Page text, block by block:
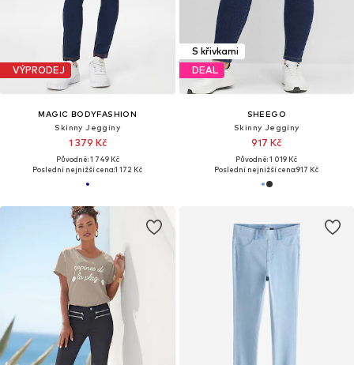
VÝPRODEJ
MAGIC BODYFASHION
Skinny Jeggíny
1 379 Kč
Původně: 1 749 Kč
Poslední nejnižší cena:1 172 Kč
S křivkami
DEAL
SHEEGO
Skinny Jeggíny
917 Kč
Původně: 1 019 Kč
Poslední nejnižší cena:917 Kč